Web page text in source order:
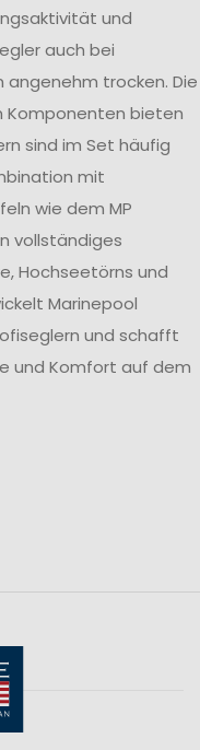
und
auch bei
trocken. Die
bieten
sind im Set häufig
mit
wie dem MP
vollständiges
Hochseetörns und
Marinepool
und schafft
und Komfort auf dem